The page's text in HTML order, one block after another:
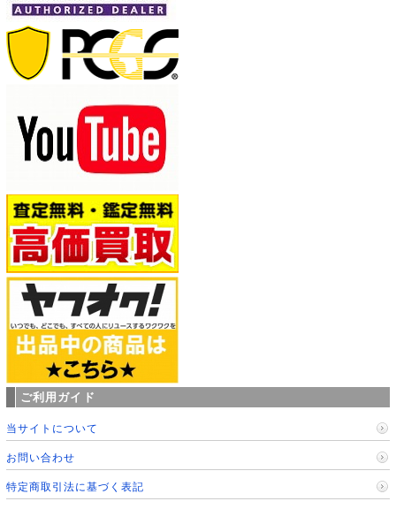
ご利用ガイド
当サイトについて
お問い合わせ
特定商取引法に基づく表記